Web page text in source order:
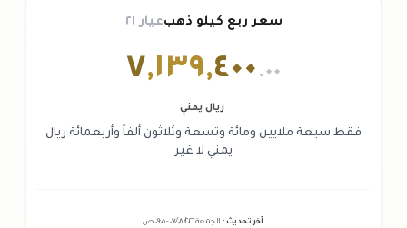
سعر ربع كيلو ذهبعيار ٢١
٧,١٣٩,٤٠٠ .٠٠
ريال يمني
فقط سبعة ملايين ومائة وتسعة وثلاثون ألفاً وأربعمائة ريال
يمني لا غير
آخر تحديث : الجمعة ٠٧ /٠٨/٢٠٢٦ - ٠٩:٠٥ ص